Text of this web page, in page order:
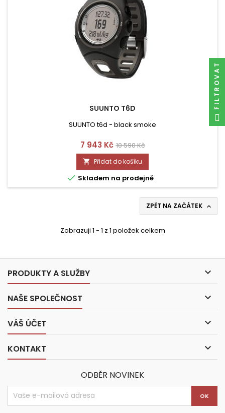
SUUNTO T6D
SUUNTO t6d - black smoke
Cena
7 943 Kč Běžná
cena
10 590 Kč
 Přidat do košíku
 Skladem na prodejně
ZPĚT NA ZAČÁTEK 
Zobrazuji 1 - 1 z 1 položek celkem
PRODUKTY A SLUŽBY 
NAŠE SPOLEČNOST 
VÁŠ ÚČET 
KONTAKT 
ODBĚR NOVINEK
FILTROVAT